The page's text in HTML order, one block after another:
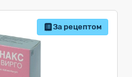
За рецептом